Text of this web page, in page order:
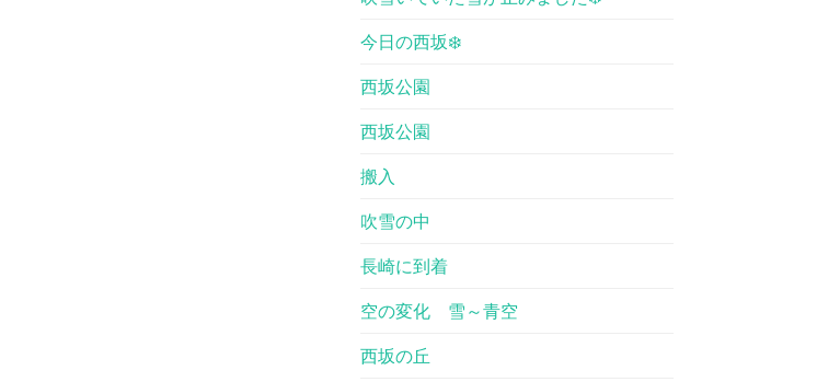
今日の西坂❄️
西坂公園
西坂公園
搬入
吹雪の中
長崎に到着
空の変化 雪～青空
西坂の丘